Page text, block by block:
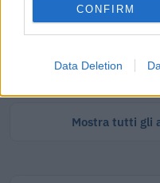
CONFIRM
Data Deletion
Visure Camerali -
Mostra tutti gli